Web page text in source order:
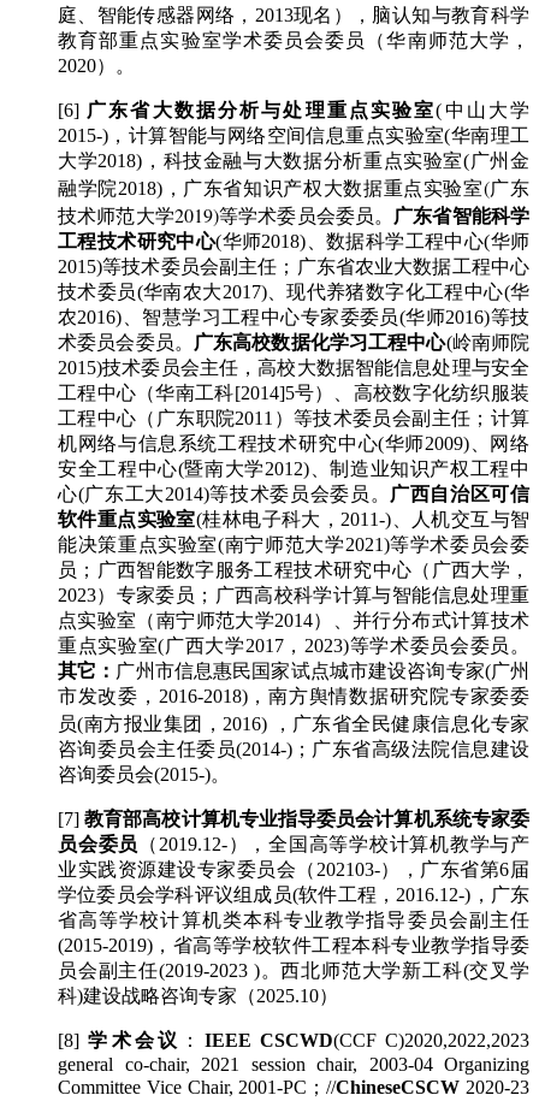
庭、智能传感器网络，2013现名），脑认知与教育科学
教育部重点实验室学术委员会委员（华南师范大学，
2020）。
[6] 广东省大数据分析与处理重点实验室(中山大学
2015-)，计算智能与网络空间信息重点实验室(华南理工
大学2018)，科技金融与大数据分析重点实验室(广州金
融学院2018)， 广东省知识产权大数据重点实验室(广东
技术师范大学2019)等学术委员会委员。
广东省智能科学
工程技术研究中心(华师2018)、数据科学工程中心(华师
2015)等技术委员会副主任；广东省农业大数据工程中心
技术委员(华南农大2017)、现代养猪数字化工程中心(华
农2016)、智慧学习工程中心专家委委员(华师2016)等技
术委员会委员。
广东高校数据化学习工程中心(岭南师院
2015)技术委员会主任，高校大数据智能信息处理与安全
工程中心（华南工科[2014]5号）、高校数字化纺织服装
工程中心（广东职院2011）等技术委员会副主任；计算
机网络与信息系统工程技术研究中心(华师2009)、网络
安全工程中心(暨南大学2012)、制造业知识产权工程中
心(广东工大2014)等技术委员会委员。
广西自治区可信
软件重点实验室(桂林电子科大，2011-)、人机交互与智
能决策重点实验室(南宁师范大学2021)等学术委员会委
员；广西智能数字服务工程技术研究中心（广西大学，
2023）专家委员；广西高校科学计算与智能信息处理重
点实验室（南宁师范大学2014）、并行分布式计算技术
重点实验室(广西大学2017，2023)等学术委员会委员。
其它： 广州市信息惠民国家试点城市建设咨询专家(广州
市发改委，2016-2018)，南方舆情数据研究院专家委委
员(南方报业集团，2016) ， 广东省全 民健康信息化专家
咨询委员会主任委员(2014-)；广东省高级法院信息建设
咨询委员会(2015-)。
[7]教育部高校计算机专业指导委员会计算机系统专家委
员会委员
（2019.12-）， 全国高等学校计算机教学与产
业实践资源建设专家委员会（202103-）
， 广东省第6届
学位委员会学科评议组成员(软件工程，2016.12-)， 广东
省高等学校计算机类本科专业教学指导委员会副主任
(2015-2019)， 省高等学校软件工程本科专业教学指导委
员会副主任(2019-2023 )。西北师范大学新工科(交叉学
科)建设战略咨询专家（2025.10）
[8]学术会议 ： IEEE CSCWD(CCF C)2020,2022,2023
general co-chair, 2021 session chair, 2003-04 Organizing
Committee Vice Chair, 2001-PC；//ChineseCSCW 2020-23